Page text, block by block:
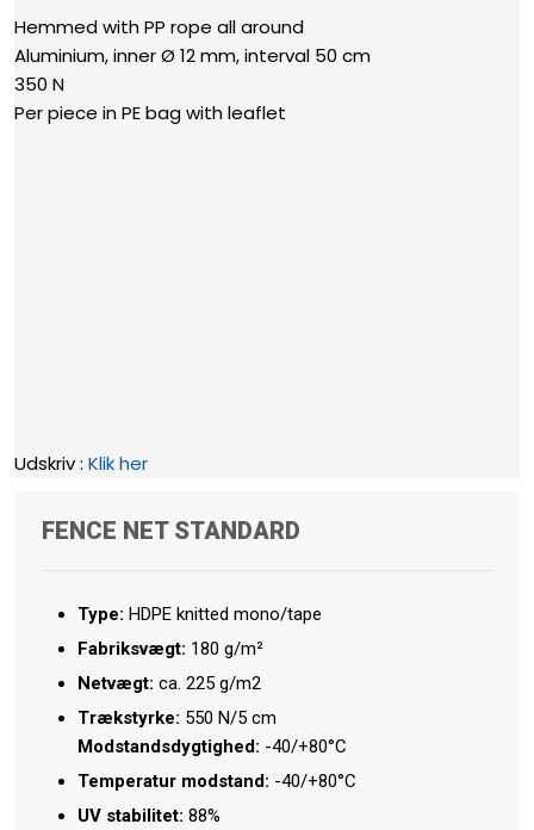
​Hemmed with PP rope all around
​Aluminium, inner Ø 12 mm, interval 50 cm
​350 N
​Per piece in PE bag with leaflet
Udskriv : Klik her​
FENCE NET STANDARD
Type: HDPE knitted mono/tape
Fabriksvægt: ​180 g/m²
Netvægt: ca. 225 g/m2
​Trækstyrke: 550 N/5 cm
Modstandsdygtighed: -40/+80°C
Temperatur modstand: -40/+80°C
UV stabilitet: ​88%